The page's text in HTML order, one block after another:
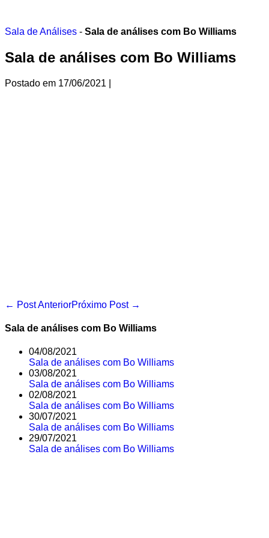
o
Sala de Análises - Sala de análises com Bo Williams
Sala de análises com Bo Williams
Postado em 17/06/2021
Navegação
post
← Post AnteriorPróximo Post →
Sala de análises com Bo Williams
04/08/2021
Sala de análises com Bo Williams
03/08/2021
Sala de análises com Bo Williams
02/08/2021
Sala de análises com Bo Williams
30/07/2021
Sala de análises com Bo Williams
29/07/2021
Sala de análises com Bo Williams